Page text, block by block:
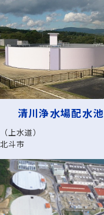
清川浄水場配水池
上水道）
斗市